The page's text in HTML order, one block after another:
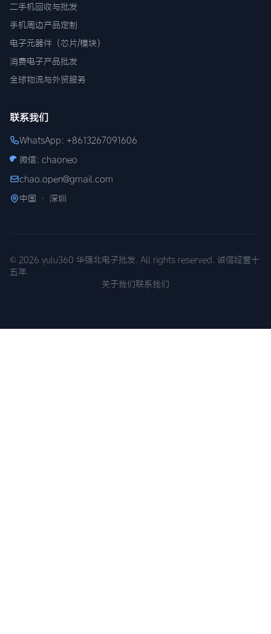
二手机回收与批发
手机周边产品定制
电子元器件（芯片/模块）
消费电子产品批发
全球物流与外贸服务
联系我们
WhatsApp: +8613267091606
微信: chaoneo
chao.open@gmail.com
中国 · 深圳
© 2026 yulu360 华强北电子批发. All rights reserved. 诚信经营十
五年
关于我们联系我们